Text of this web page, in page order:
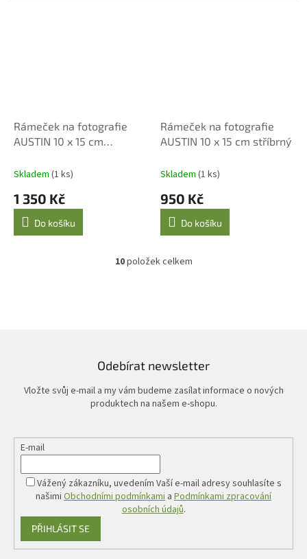
Rámeček na fotografie
AUSTIN 10 x 15 cm
Skladem (1 ks)
1 350 Kč
Do košíku
Rámeček na fotografie
AUSTIN 10 x 15 cm stříbrný
Skladem (1 ks)
950 Kč
Do košíku
O
p
r
v
k
v
i
s
u
10položek celkem
Odebírat newsletter
Vložte svůj e-mail a my vám budeme zasílat informace o nových
produktech na našem e-shopu.
E-mail
Vážený zákazníku, uvedením Vaší e-mail adresy souhlasíte s
našimi Obchodními podmínkami a Podmínkami zpracování
osobních údajů.
PŘIHLÁSIT SE